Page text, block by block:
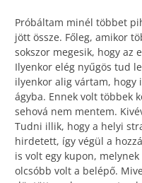
Próbáltam minél többet
jött össze. Főleg, amikor
sokszor megesik, hogy
Ilyenkor elég nyűgös tud
ilyenkor alig vártam, hogy
ágyba. Ennek volt többek
sehová nem mentem.
Tudni illik, hogy a helyi
hirdetett, így végül a
is volt egy kupon,
olcsóbb volt a belépő.